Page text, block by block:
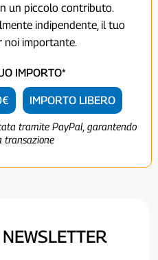
un piccolo contributo.
indipendente, il tuo
noi importante.
IMPORTO*
IMPORTO LIBERO
tramite PayPal, garantendo
transazione